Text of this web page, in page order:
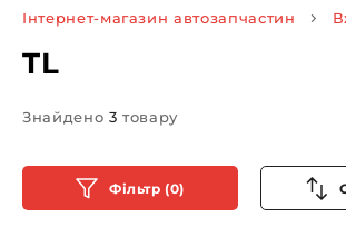
Інтернет-магазин автозапчастин
TL
Знайдено 3 товару
Фільтр (0)